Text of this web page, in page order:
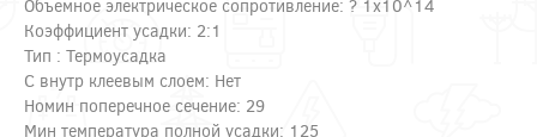
Объемное электрическое сопротивление: ? 1х10^14
Коэффициент усадки: 2:1
Тип : Термоусадка
С внутр клеевым слоем: Нет
Номин поперечное сечение: 29
Мин температура полной усадки: 125